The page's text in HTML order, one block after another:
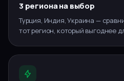
3 региона на выбор
Турция, Индия, Украина —
тот регион, который выгоднее